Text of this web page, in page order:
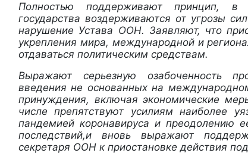
Полностью поддерживают принцип, в
государства воздерживаются от угрозы
нарушение Устава ООН. Заявляют, что
укрепления мира, международной и
отдаваться политическим средствам.
Выражают серьезную озабоченность
введения не основанных на
принуждения, включая экономические
числе препятствуют усилиям наиболее
пандемией коронавируса и преодолению
последствий,и вновь выражают
секретаря ООН к приостановке действия